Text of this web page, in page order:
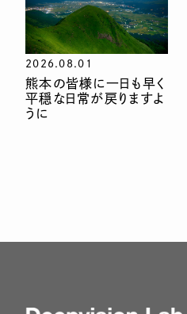
2026.08.01
熊本の皆様に一日も早く
平穏な日常が戻りますよ
うに